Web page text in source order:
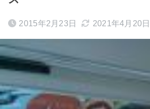
2015年2月23日 2021年4月20日